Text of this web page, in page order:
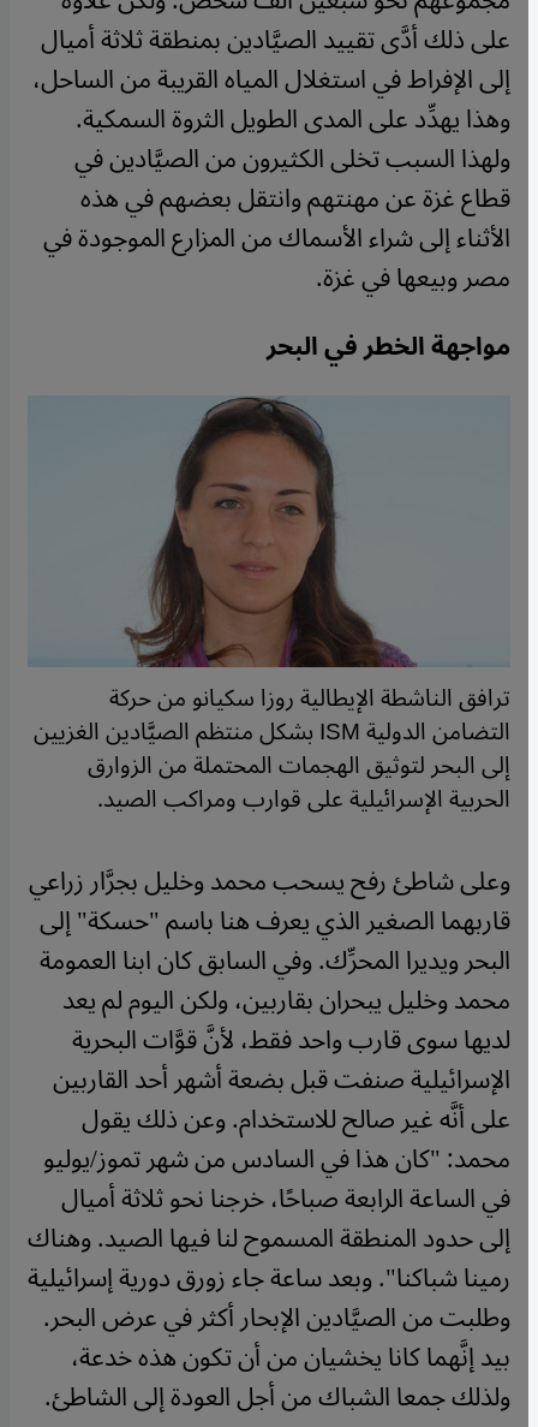
على ذلك أدَّى تقييد الصيَّادين بمنطقة ثلاثة أميال
إلى الإفراط في استغلال المياه القريبة من الساحل،
وهذا يهدِّد على المدى الطويل الثروة السمكية.
ولهذا السبب تخلى الكثيرون من الصيَّادين في
قطاع غزة عن مهنتهم وانتقل بعضهم في هذه
الأثناء إلى شراء الأسماك من المزارع الموجودة في
مصر وبيعها في غزة.
مواجهة الخطر في البحر
ترافق الناشطة الإيطالية روزا سكيانو من حركة
التضامن الدولية ISM بشكل منتظم الصيَّادين الغزيين
إلى البحر لتوثيق الهجمات المحتملة من الزوارق
الحربية الإسرائيلية على قوارب ومراكب الصيد.
​​وعلى شاطئ رفح يسحب محمد وخليل بجرَّار زراعي
قاربهما الصغير الذي يعرف هنا باسم "حسكة" إلى
البحر ويديرا المحرِّك. وفي السابق كان ابنا العمومة
محمد وخليل يبحران بقاربين، ولكن اليوم لم يعد
لديها سوى قارب واحد فقط، لأنَّ قوَّات البحرية
الإسرائيلية صنفت قبل بضعة أشهر أحد القاربين
على أنَّه غير صالح للاستخدام. وعن ذلك يقول
محمد: "كان هذا في السادس من شهر تموز/يوليو
في الساعة الرابعة صباحًا، خرجنا نحو ثلاثة أميال
إلى حدود المنطقة المسموح لنا فيها الصيد. وهناك
رمينا شباكنا". وبعد ساعة جاء زورق دورية إسرائيلية
وطلبت من الصيَّادين الإبحار أكثر في عرض البحر.
بيد إنَّهما كانا يخشيان من أن تكون هذه خدعة،
ولذلك جمعا الشباك من أجل العودة إلى الشاطئ.